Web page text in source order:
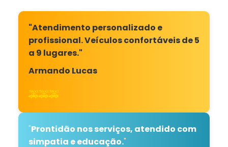
"Atendimento personalizado e
profissional. Veículos confortáveis de 5
a 9 lugares."
Armando Lucas
🚕🚕🚕
"Prontidão nos serviços, atendido com
simpatia e educação."